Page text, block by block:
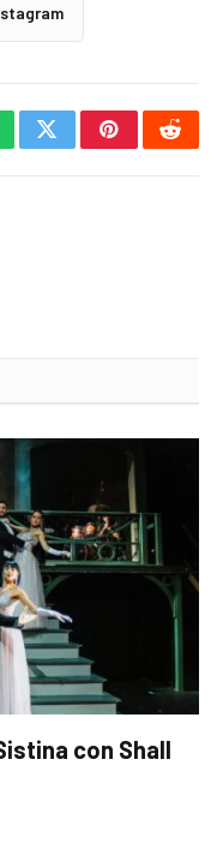
TwitterPinterest
con Shall